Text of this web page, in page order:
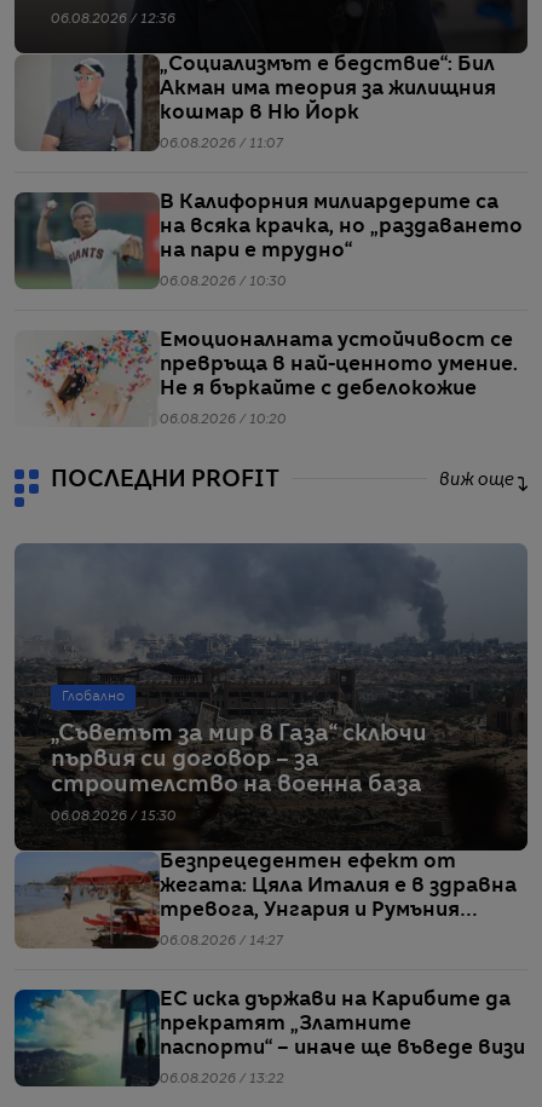
06.08.2026 / 12:36
„Социализмът е бедствие“: Бил
Акман има теория за жилищния
кошмар в Ню Йорк
06.08.2026 / 11:07
В Калифорния милиардерите са
на всяка крачка, но „раздаването
на пари е трудно“
06.08.2026 / 10:30
Емоционалната устойчивост се
превръща в най-ценното умение.
Не я бъркайте с дебелокожие
06.08.2026 / 10:20
ПОСЛЕДНИ PROFIT виж още
Глобално
„Съветът за мир в Газа“ сключи
първия си договор – за
строителство на военна база
06.08.2026 / 15:30
Безпрецедентен ефект от
жегата: Цяла Италия е в здравна
тревога, Унгария и Румъния
пестят електричество
06.08.2026 / 14:27
ЕС иска държави на Карибите да
прекратят „Златните
паспорти“ – иначе ще въведе визи
06.08.2026 / 13:22